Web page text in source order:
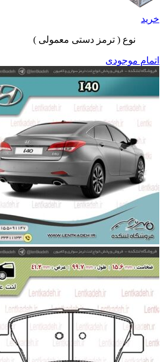
خرید
نوع ( ترمز دستی معمولی )
اتمام موجودی